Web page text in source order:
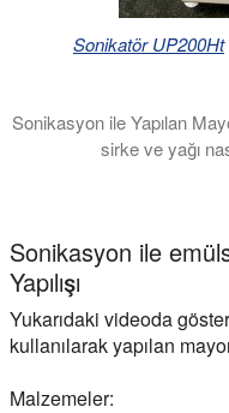
Sonikatör UP200Ht
Sonikasyon ile Yapılan
sirke ve yağı
Sonikasyon ile
Yapılışı
Yukarıdaki videoda
kullanılarak yapılan
Malzemeler: